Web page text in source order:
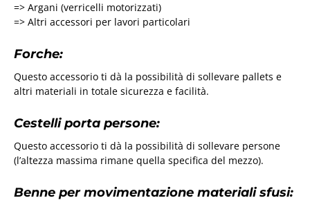
=> Argani (verricelli motorizzati)
=> Altri accessori per lavori particolari
Forche:
Questo accessorio ti dà la possibilità di sollevare pallets e
altri materiali in totale sicurezza e facilità.
Cestelli porta persone:
Questo accessorio ti dà la possibilità di sollevare persone
(l’altezza massima rimane quella specifica del mezzo).
Benne per movimentazione materiali sfusi: